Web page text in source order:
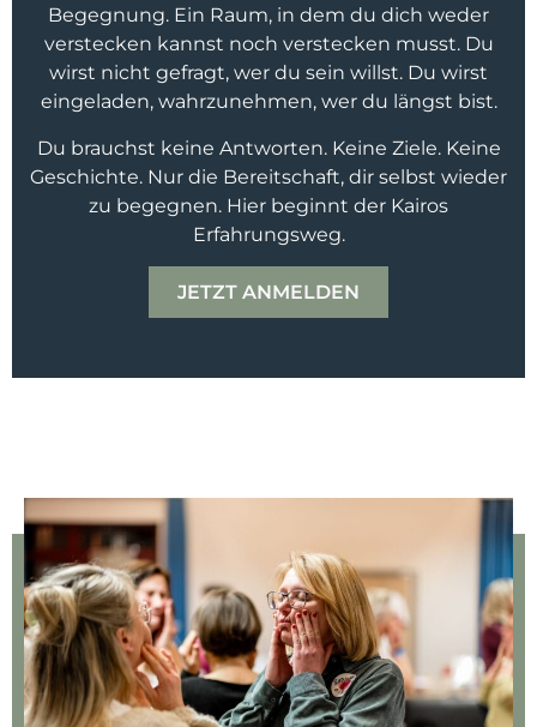
Begegnung. Ein Raum, in dem du dich weder
verstecken kannst noch verstecken musst. Du
wirst nicht gefragt, wer du sein willst. Du wirst
eingeladen, wahrzunehmen, wer du längst bist.
Du brauchst keine Antworten. Keine Ziele. Keine
Geschichte. Nur die Bereitschaft, dir selbst wieder
zu begegnen. Hier beginnt der Kairos
Erfahrungsweg.
JETZT ANMELDEN